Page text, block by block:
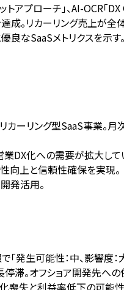
アプローチ」、AI-OCR「
成。リカーリング売上が
優良なSaaSメトリクスを
カーリング型SaaS事業。
DX化への需要が拡大して
向上と信頼性確保を実現。
発活用。
生可能性：中、影響度：大
。オフショア開発先への